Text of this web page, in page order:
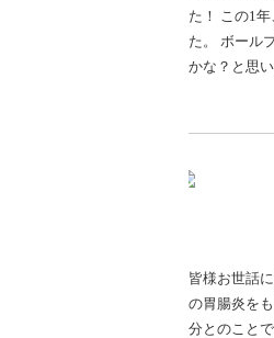
た！ この1
た。 ボール
かな？と思
皆様お世話
の胃腸炎を
分とのこと